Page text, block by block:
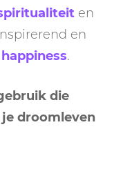
en
en
.
die
droomleven